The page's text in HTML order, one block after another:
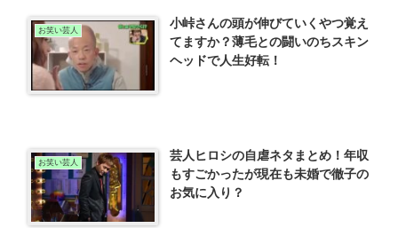
お笑い芸人
小峠さんの頭が伸びていくやつ覚え
てますか？薄毛との闘いのちスキン
ヘッドで人生好転！
お笑い芸人
芸人ヒロシの自虐ネタまとめ！年収
もすごかったが現在も未婚で徹子の
お気に入り？